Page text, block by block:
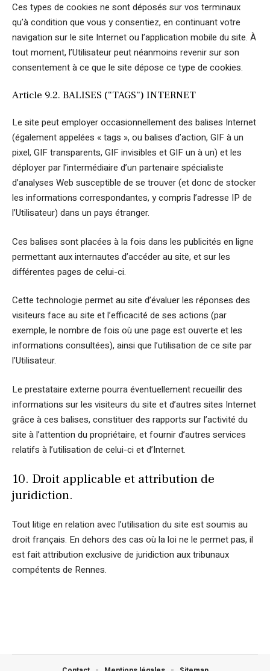
Ces types de cookies ne sont déposés sur vos terminaux
qu’à condition que vous y consentiez, en continuant votre
navigation sur le site Internet ou l’application mobile du site. À
tout moment, l’Utilisateur peut néanmoins revenir sur son
consentement à ce que le site dépose ce type de cookies.
Article 9.2. BALISES (“TAGS”) INTERNET
Le site peut employer occasionnellement des balises Internet
(également appelées « tags », ou balises d’action, GIF à un
pixel, GIF transparents, GIF invisibles et GIF un à un) et les
déployer par l’intermédiaire d’un partenaire spécialiste
d’analyses Web susceptible de se trouver (et donc de stocker
les informations correspondantes, y compris l’adresse IP de
l’Utilisateur) dans un pays étranger.
Ces balises sont placées à la fois dans les publicités en ligne
permettant aux internautes d’accéder au site, et sur les
différentes pages de celui-ci.
Cette technologie permet au site d’évaluer les réponses des
visiteurs face au site et l’efficacité de ses actions (par
exemple, le nombre de fois où une page est ouverte et les
informations consultées), ainsi que l’utilisation de ce site par
l’Utilisateur.
Le prestataire externe pourra éventuellement recueillir des
informations sur les visiteurs du site et d’autres sites Internet
grâce à ces balises, constituer des rapports sur l’activité du
site à l’attention du propriétaire, et fournir d’autres services
relatifs à l’utilisation de celui-ci et d’Internet.
10. Droit applicable et attribution de
juridiction.
Tout litige en relation avec l’utilisation du site est soumis au
droit français. En dehors des cas où la loi ne le permet pas, il
est fait attribution exclusive de juridiction aux tribunaux
compétents de Rennes.